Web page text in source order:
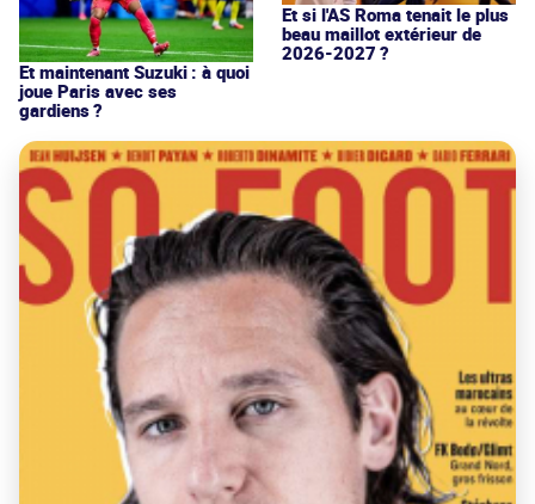
Et maintenant Suzuki : à quoi
joue Paris avec ses
gardiens ?
Et si l'AS Roma tenait le plus
beau maillot extérieur de
2026-2027 ?